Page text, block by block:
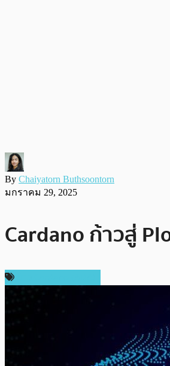
By Chaiyatorn Buthsoontorn
มกราคม 29, 2025
Cardano ก้าวสู่